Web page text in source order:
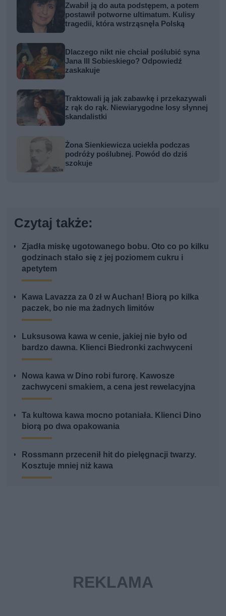
Zwabił ją do auta podstępem, a potem
postawił potworne ultimatum. Kulisy
tragedii, która wstrząsnęła Polską
Dlaczego nikt nie chciał poślubić syna
Jana III Sobieskiego? Odpowiedź
zaskakuje
Traktowali ją jak zabawkę i przekazywali
z rąk do rąk. Niewiarygodne losy słynnej
skandalistki
Żona Sienkiewicza uciekła podczas
podróży poślubnej. Powód do dziś
szokuje
Czytaj także:
Zjadła miskę ugotowanego bobu. Oto co po kilku
godzinach stało się z jej poziomem cukru i
apetytem
Kawa Lavazza za 0 zł w Auchan! Biorą po kilka
paczek, bo nie ma żadnych limitów
Luksusowa kawa w cenie, jakiej nie było od
bardzo dawna. Klienci Biedronki zachwyceni
Nowa kawa w Dino robi furorę. Kawosze
zachwyceni smakiem, a cena jest rewelacyjna
Ta kultowa kawa mocno potaniała. Klienci Dino
biorą po dwa opakowania
Rossmann przecenił hit do pielęgnacji twarzy.
Kosztuje mniej niż kawa